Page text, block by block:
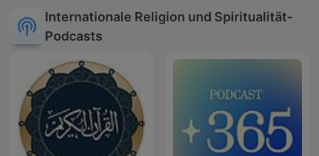
Internationale Religion und Spiritualität-
Podcasts